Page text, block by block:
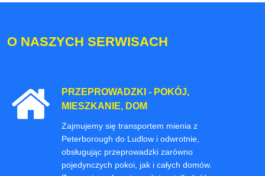
O NASZYCH SERWISACH
PRZEPROWADZKI - POKÓJ,
MIESZKANIE, DOM
Zajmujemy się transportem mienia z
Peterborough do Ludlow i odwrotnie,
obsługując przeprowadzki zarówno
pojedynczych pokoi, jak i całych domów.